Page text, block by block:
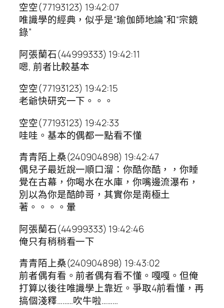
空空(77193123) 19:42:07
唯識學的經典，似乎是“瑜伽師地論”和“宗鏡
錄”
阿張蘭石(44999333) 19:42:11
嗯, 前者比較基本
空空(77193123) 19:42:15
老爺快研究一下。。。
空空(77193123) 19:42:33
哇哇。基本的偶都一點看不懂
青青陌上桑(240904898) 19:42:47
偶兒子最近說一順口溜：你酷你酷，，你睡
覺在古幕，你喝水在水庫，你嘴邊流瀑布，
別以為你是酷帥哥，其實你是南極土
著。。。。暈
阿張蘭石(44999333) 19:42:46
俺只有稍稍看一下
青青陌上桑(240904898) 19:43:02
前者偶有看。前者偶有看不懂。嘎嘎。但俺
打算以後往唯識學上靠近。爭取4前看懂，再
搞個淺釋………吹牛啦………